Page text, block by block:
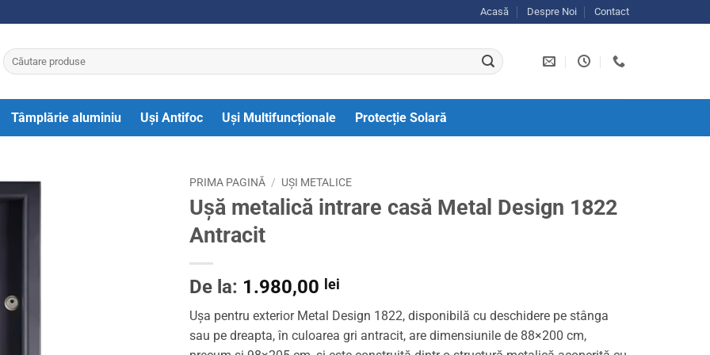
Acasă Despre Noi Contact
Caută
după:
Tâmplărie aluminiu Uși Antifoc Uși Multifuncționale Protecție Solară
PRIMA PAGINĂ / UȘI METALICE
Ușă metalică intrare casă Metal Design 1822
Antracit
De la: 1.980,00 lei
Ușa pentru exterior Metal Design 1822, disponibilă cu deschidere pe stânga
sau pe dreapta, în culoarea gri antracit, are dimensiunile de 88×200 cm,